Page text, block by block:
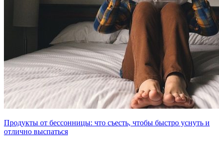
Продукты от бессонницы: что съесть, чтобы быстро уснуть и
отлично выспаться